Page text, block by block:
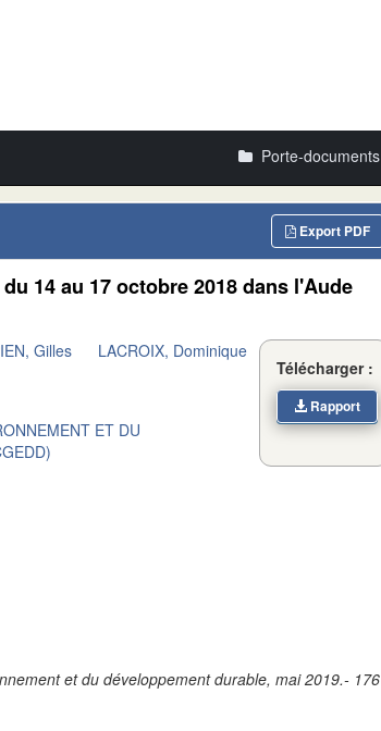
Porte-documents
Export PDF
14 au 17 octobre 2018 dans l'Aude
Gilles
LACROIX, Dominique
ET DU
Télécharger :
Rapport
et du développement durable, mai 2019.- 176